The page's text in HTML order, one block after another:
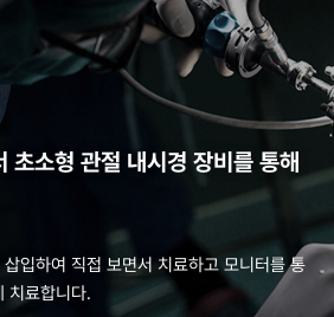
초소형 관절 내시경 장비를 통해
입하여 직접 보면서 치료하고 모니터를 통
치료합니다.